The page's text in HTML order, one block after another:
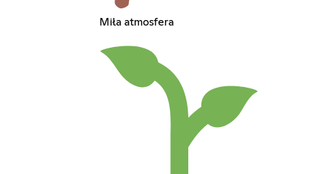
Miła atmosfera